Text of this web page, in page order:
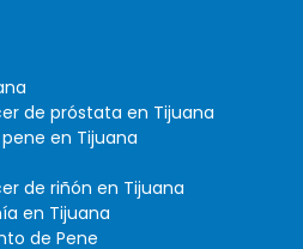
de próstata en Tijuana
en Tijuana
de riñón en Tijuana
en Tijuana
de Pene